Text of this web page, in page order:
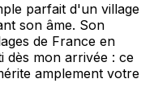
parfait d'un village
son âme. Son
de France en
dès mon arrivée : ce
amplement votre